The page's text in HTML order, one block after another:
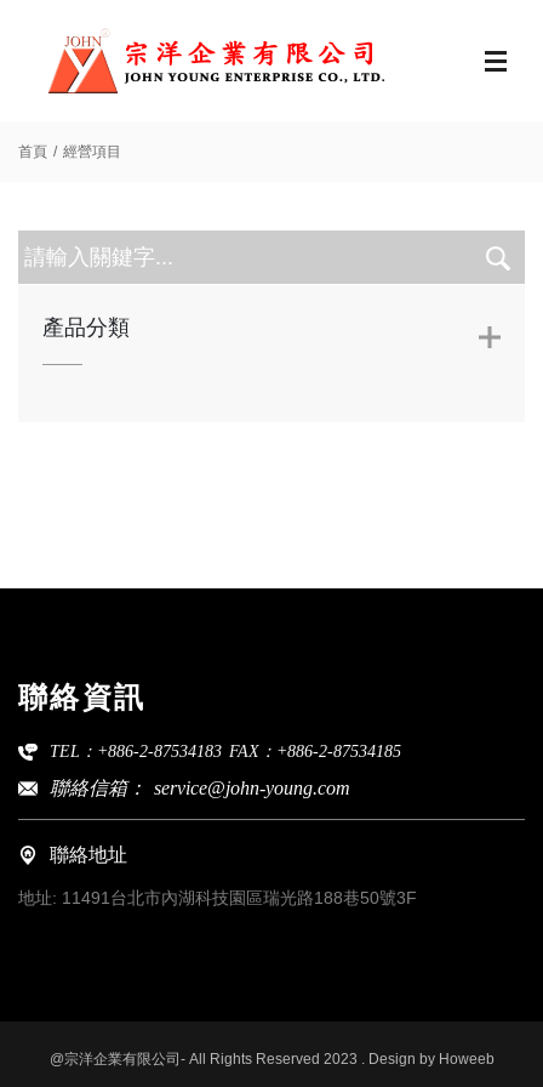
首頁 經營項目
產品分類
聯絡資訊
TEL：+886-2-87534183 FAX：+886-2-87534185
聯絡信箱： service@john-young.com
聯絡地址
地址: 11491台北市內湖科技園區瑞光路188巷50號3F
@宗洋企業有限公司- All Rights Reserved 2023 . Design by Howeeb